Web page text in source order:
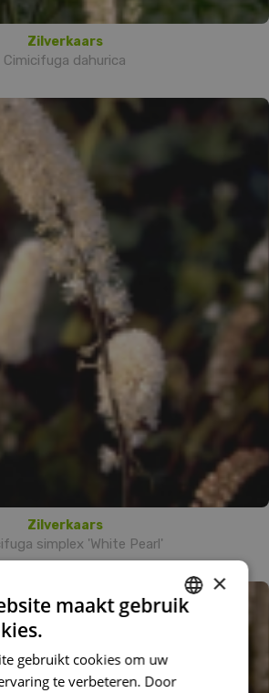
Zilverkaars
Cimicifuga dahurica
Zilverkaars
simplex 'White Pearl'
×
maakt gebruik
gebruikt cookies om uw
te verbeteren. Door